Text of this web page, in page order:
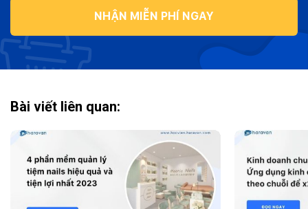
NHẬN MIỄN PHÍ NGAY
Bài viết liên quan: